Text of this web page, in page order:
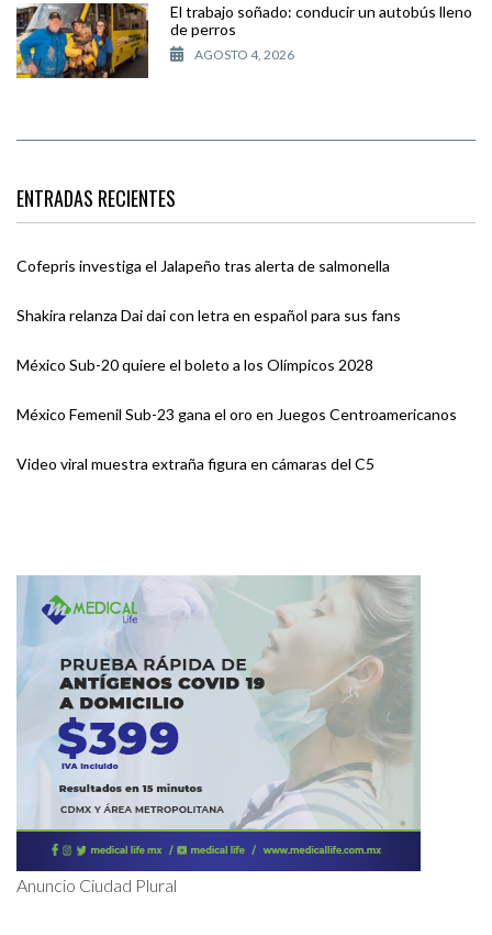
El trabajo soñado: conducir un autobús lleno
de perros
AGOSTO 4, 2026
ENTRADAS RECIENTES
Cofepris investiga el Jalapeño tras alerta de salmonella
Shakira relanza Dai dai con letra en español para sus fans
México Sub-20 quiere el boleto a los Olímpicos 2028
México Femenil Sub-23 gana el oro en Juegos Centroamericanos
Video viral muestra extraña figura en cámaras del C5
Anuncio Ciudad Plural